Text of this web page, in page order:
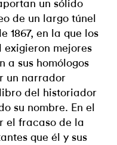
un sólido
de un largo túnel
en la que los
mejores
a sus homólogos
un narrador
del historiador
su nombre. En el
el fracaso de la
que él y sus